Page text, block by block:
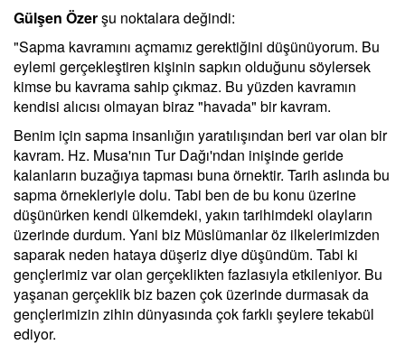
Gülşen Özerşu noktalara değindi:
"Sapma kavramını açmamız gerektiğini düşünüyorum. Bu
eylemi gerçekleştiren kişinin sapkın olduğunu söylersek
kimse bu kavrama sahip çıkmaz. Bu yüzden kavramın
kendisi alıcısı olmayan biraz "havada" bir kavram.
Benim için sapma insanlığın yaratılışından beri var olan bir
kavram. Hz. Musa'nın Tur Dağı'ndan inişinde geride
kalanların buzağıya tapması buna örnektir. Tarih aslında bu
sapma örnekleriyle dolu. Tabi ben de bu konu üzerine
düşünürken kendi ülkemdeki, yakın tarihimdeki olayların
üzerinde durdum. Yani biz Müslümanlar öz ilkelerimizden
saparak neden hataya düşeriz diye düşündüm. Tabi ki
gençlerimiz var olan gerçeklikten fazlasıyla etkileniyor. Bu
yaşanan gerçeklik biz bazen çok üzerinde durmasak da
gençlerimizin zihin dünyasında çok farklı şeylere tekabül
ediyor.